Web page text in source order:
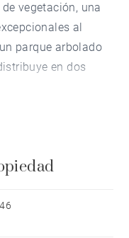
vegetación, una
al
parque arbolado
en dos
y biblioteca que
2 son suites,
cuarto de ducha y